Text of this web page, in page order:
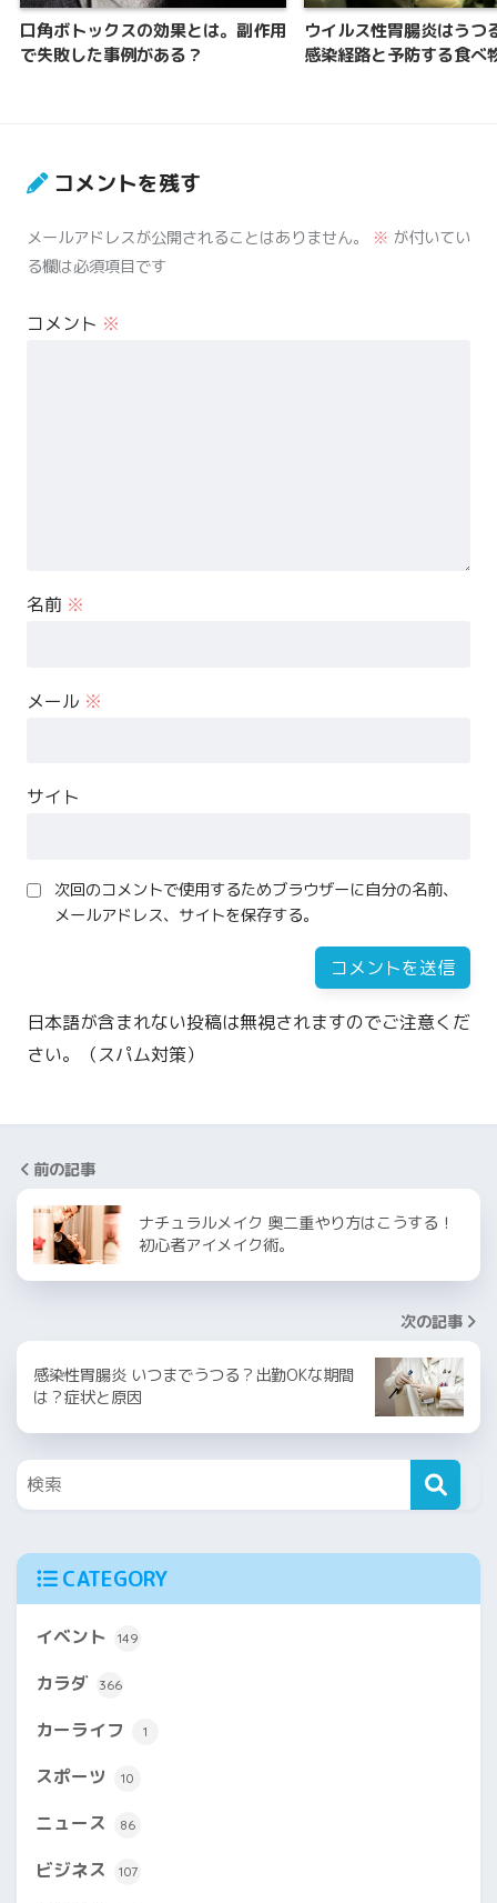
口角ボトックスの効果とは。副作用
で失敗した事例がある？
ウイルス性胃腸炎はうつ
感染経路と予防する食べ
コメントを残す
メールアドレスが公開されることはありません。 ※ が付いてい
る欄は必須項目です
コメント ※
名前 ※
メール ※
サイト
次回のコメントで使用するためブラウザーに自分の名前、
メールアドレス、サイトを保存する。
日本語が含まれない投稿は無視されますのでご注意くだ
さい。（スパム対策）
前の記事
ナチュラルメイク 奥二重やり方はこうする！
初心者アイメイク術。
次の記事
感染性胃腸炎 いつまでうつる？出勤OKな期間
は？症状と原因
CATEGORY
イベント 149
カラダ 366
カーライフ 1
スポーツ 10
ニュース 86
ビジネス 107